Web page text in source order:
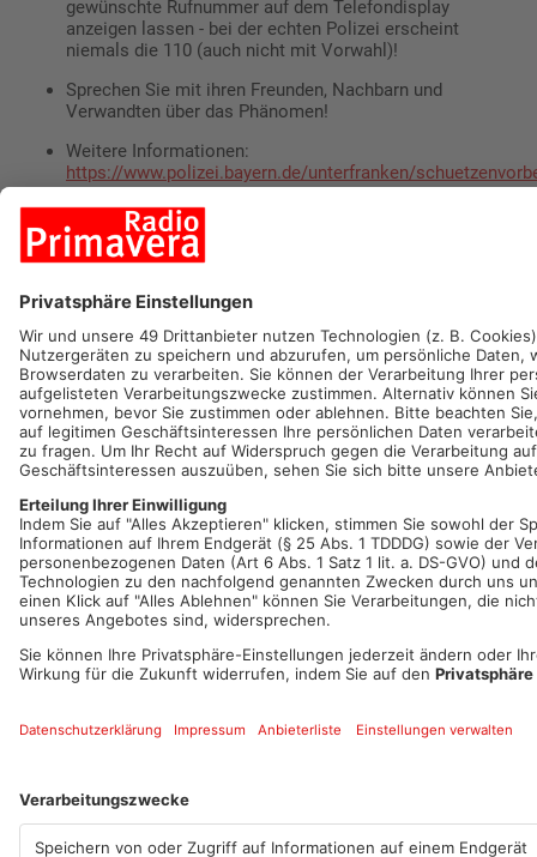
gewünschte Rufnummer auf dem Telefondisplay
anzeigen lassen - bei der echten Polizei erscheint
niemals die 110 (auch nicht mit Vorwahl)!
Sprechen Sie mit ihren Freunden, Nachbarn und
Verwandten über das Phänomen!
Weitere Informationen:
https://www.polizei.bayern.de/unterfranken/
Quelle: Polizei Unterfranken
ANZEIGE